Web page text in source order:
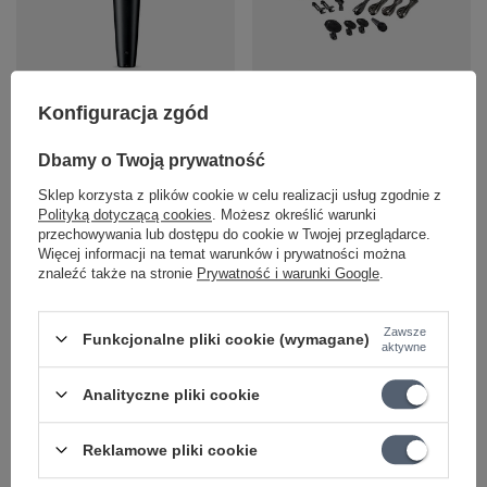
Kardioidalny mikrofon
dynamiczny Shure
385,11 zł
+ Dodaj do porównania
1 513,90 zł
+ Dodaj do porównania
Konfiguracja zgód
Dbamy o Twoją prywatność
Sklep korzysta z plików cookie w celu realizacji usług zgodnie z
Polityką dotyczącą cookies . Możesz określić warunki
przechowywania lub dostępu do cookie w Twojej przeglądarce.
Więcej informacji na temat warunków i prywatności można
znaleźć także na stronie Prywatność i warunki Google
Funkcjonalne pliki cookie (wymagane)
Zawsze
aktywne
Analityczne pliki cookie
Reklamowe pliki cookie